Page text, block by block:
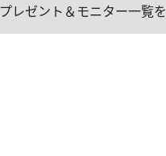
プレゼント＆モニター一覧